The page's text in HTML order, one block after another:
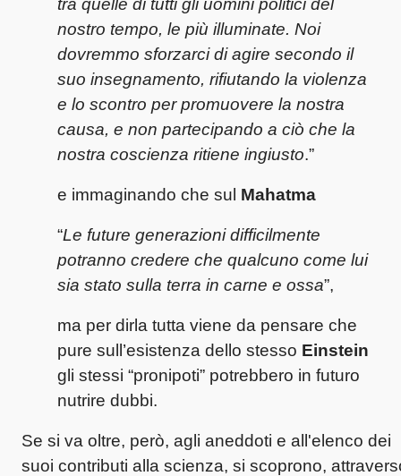
nostro tempo, le più illuminate. Noi
dovremmo sforzarci di agire secondo il
suo insegnamento, rifiutando la violenza
e lo scontro per promuovere la nostra
causa, e non partecipando a ciò che la
nostra coscienza ritiene ingiusto.”
e immaginando che sul Mahatma
“Le future generazioni difficilmente
potranno credere che qualcuno come lui
sia stato sulla terra in carne e ossa”,
ma per dirla tutta viene da pensare che
pure sull’esistenza dello stesso Einstein
gli stessi “pronipoti” potrebbero in futuro
nutrire dubbi.
Se si va oltre, però, agli aneddoti e all'elenco dei
suoi contributi alla scienza, si scoprono,